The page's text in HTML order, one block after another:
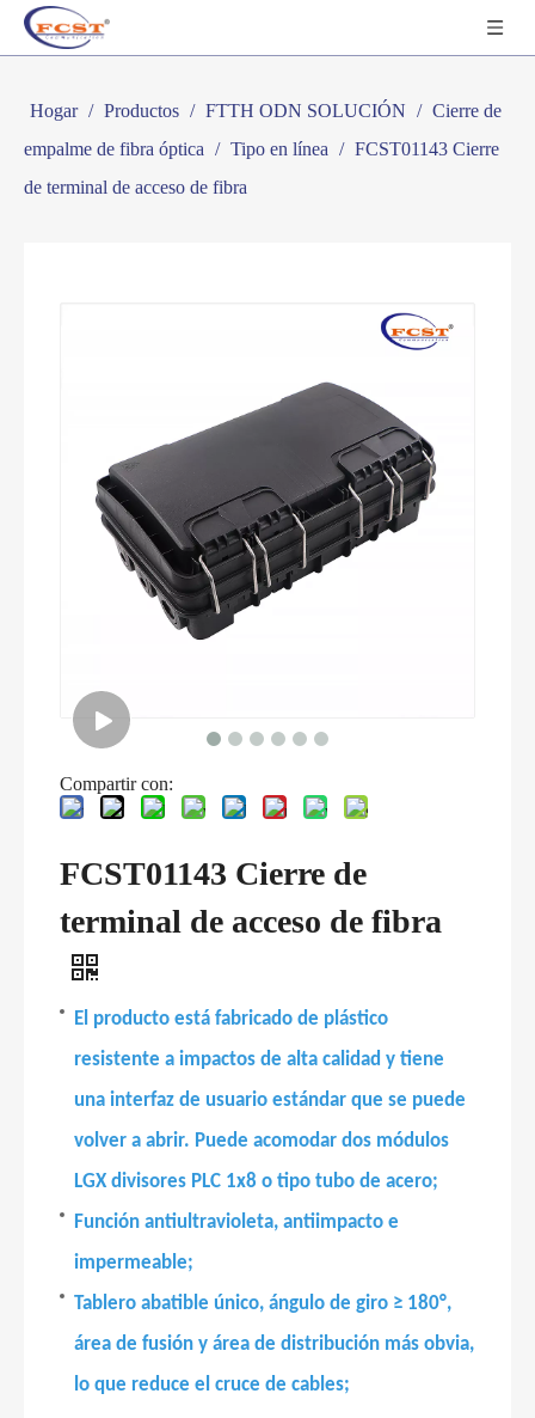
Hogar / Productos / FTTH ODN SOLUCIÓN / Cierre de
empalme de fibra óptica / Tipo en línea / FCST01143 Cierre
de terminal de acceso de fibra
Compartir con:
FCST01143 Cierre de
terminal de acceso de fibra
El producto está fabricado de plástico
resistente a impactos de alta calidad y tiene
una interfaz de usuario estándar que se puede
volver a abrir. Puede acomodar dos módulos
LGX divisores PLC 1x8 o tipo tubo de acero;
Función antiultravioleta, antiimpacto e
impermeable;
Tablero abatible único, ángulo de giro ≥ 180°,
área de fusión y área de distribución más obvia,
lo que reduce el cruce de cables;